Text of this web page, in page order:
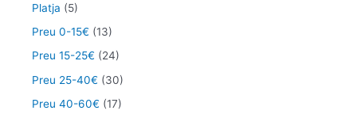
Platja (5)
Preu 0-15€ (13)
Preu 15-25€ (24)
Preu 25-40€ (30)
Preu 40-60€ (17)